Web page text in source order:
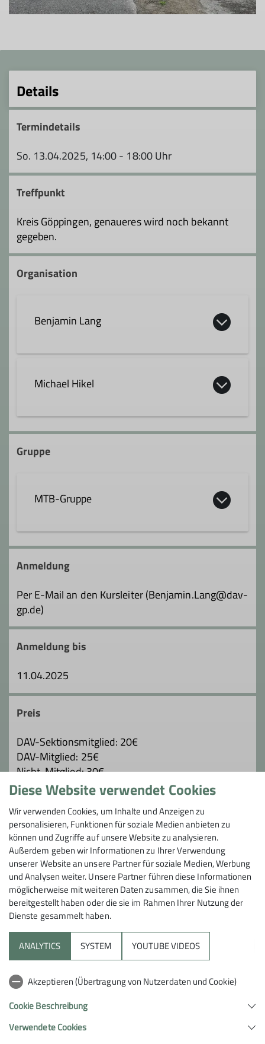
Details
Termindetails
So. 13.04.2025, 14:00 - 18:00 Uhr
Treffpunkt
Kreis Göppingen, genaueres wird noch bekannt
gegeben.
Organisation
Benjamin Lang
Qualifikationen
Michael Hikel
0159 03069896
Qualifikationen
Wanderleiter*in
Fachübungsleiter*in Mountainbike
Gruppe
MTB-Gruppe
Wir sind eine Gruppe von Mountainbike-
Begeisterten, die sich regelmäßig für
Touren in der Region treffen. Die
Organisation findet über eine Whatsapp-
Anmeldung
Per E-Mail an den Kursleiter (Benjamin.Lang@dav-
gp.de)
Anmeldung bis
11.04.2025
Preis
DAV-Sektionsmitglied: 20€
DAV-Mitglied: 25€
Nicht-Mitglied: 30€
Maximale Teilnehmeranzahl
6
Sektion
Hilfreiche Links
Sektion Hohenstaufen Göppingen des Deutschen Alpenvereins e.V.
Diese Website verwendet Cookies
Wir verwenden Cookies, um Inhalte und Anzeigen zu
personalisieren, Funktionen für soziale Medien anbieten zu
können und Zugriffe auf unsere Website zu analysieren.
Außerdem geben wir Informationen zu Ihrer Verwendung
unserer Website an unsere Partner für soziale Medien, Werbung
und Analysen weiter. Unsere Partner führen diese Informationen
möglicherweise mit weiteren Daten zusammen, die Sie ihnen
bereitgestellt haben oder die sie im Rahmen Ihrer Nutzung der
Dienste gesammelt haben.
ANALYTICS SYSTEM YOUTUBE VIDEOS
Akzeptieren (Übertragung von Nutzerdaten und Cookie)
Cookie Beschreibung
Verwendete Cookies